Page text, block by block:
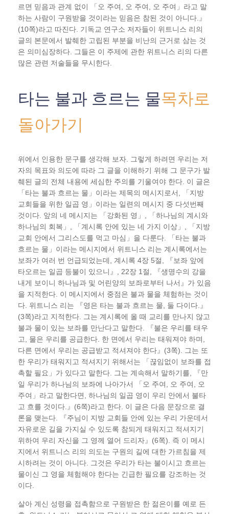
르면 믿음과 관계 없이 「오 주여, 오 주여, 오 주여」라고 말
하는 사람이 구원받을 것이라는 믿음은 참된 것이 아니다.』
(10쪽)라고 따진다. 기독교 연구소 저자들이 위트니스 리의
글의 본문에서 발췌한 고립된 부분을 비난의 근거로 삼는 것
은 의미심장하다. 그들은 이 주제에 관한 위트니스 리의 다른
많은 관련 저술들을 무시한다.
타는 불과 흐르는 물목차로
돌아가기
위에서 인용한 문구를 생각해 보자. 그렇게 하려면 우리는 저
자의 목표와 의도에 따라 그 글을 이해하기 위해 그 문구가 발
췌된 글의 전체 내용에 세심한 주의를 기울여야 한다. 이 글은
「타는 불과 흐르는 물」이라는 제목의 메시지로서, 「지방
교회들을 위한 일곱 영」이라는 일련의 메시지 중 다섯번째
것이다. 앞의 네 메시지는 「강화된 영」, 「하나님의 계시와
하나님의 회복」, 「계시록 안에 있는 네 가지 이상」, 「지방
교회 안에서 그리스도를 먹고 마심」을 다룬다. 「타는 불과
흐르는 물」이라는 메시지에서 위트니스 리는 계시록에서는
보좌가 여러 번 언급되었는데, 계시록 4장 5절, 『보좌 앞에
타오르는 일곱 등불이 있으니』, 22장 1절, 『생명수의 강을
내게 보이니 하나님과 및 어린양의 보좌로부터 나서』가 있음
을 지적한다. 이 메시지에서 중점은 불과 물을 체험하는 것이
다. 위트니스 리는 『영은 타는 불과 흐르는 물, 둘 다이다.』
(3쪽)라고 지적한다. 그는 계시록에 올 때 교리를 만나지 않고
불과 물이 있는 보좌를 만난다고 말한다. 『불은 우리를 태우
고, 물은 우리를 공급한다. 한 면에서 우리는 태워져야 하며,
다른 면에서 우리는 공급받고 적셔져야 한다』(3쪽). 그는 또
한 우리가 태워지고 적셔지기 위해서는 「끊임없이 보좌를 접
촉할 필요」가 있다고 말한다. 그는 계속해서 말하기를, 『만
일 우리가 하나님의 보좌에 나아가서 「오 주여, 오 주여, 오
주여」라고 말한다면, 하나님의 일곱 영이 우리 안에서 불타
고 흐를 것이다.』(6쪽)라고 한다. 이 글은 다음 문장으로 결
론을 맺는다. 『주님이 지방 교회들 안에 있는 우리 가운데서
자유로운 길을 가지실 수 있도록 참되게 태워지고 적셔지기
위하여 우리 자신을 그 영께 열어 드리자』(6쪽). 즉 이 메시
지에서 위트니스 리의 의도는 구원의 길에 대한 가르침을 제
시하려는 것이 아니다. 그것은 우리가 타는 불이시고 흐르는
물이신 그 영을 체험해야 한다는 긴급한 필요를 강조하는 것
이다.
살아 계신 성령을 접촉함으로 구원받은 한 젊은이를 예로 든